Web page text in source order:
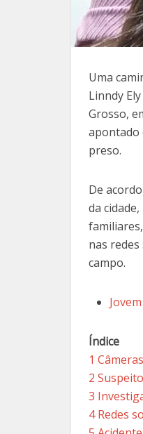
Uma
Linndy
Grosso,
apontado
preso.
De
da
nas
campo.
Índice
1
2
3
4 Redes